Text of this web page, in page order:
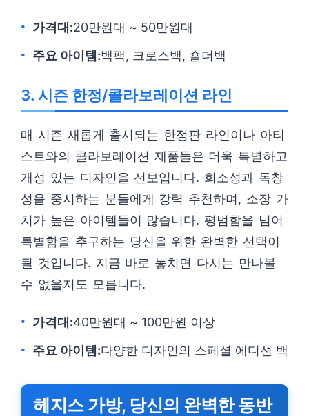
가격대:20만원대 ~ 50만원대
주요 아이템:백팩, 크로스백, 숄더백
3. 시즌 한정/콜라보레이션 라인
매 시즌 새롭게 출시되는 한정판 라인이나 아티
스트와의 콜라보레이션 제품들은 더욱 특별하고
개성 있는 디자인을 선보입니다. 희소성과 독창
성을 중시하는 분들에게 강력 추천하며, 소장 가
치가 높은 아이템들이 많습니다. 평범함을 넘어
특별함을 추구하는 당신을 위한 완벽한 선택이
될 것입니다. 지금 바로 놓치면 다시는 만나볼
수 없을지도 모릅니다.
가격대:40만원대 ~ 100만원 이상
주요 아이템:다양한 디자인의 스페셜 에디션 백
헤지스 가방, 당신의 완벽한 동반